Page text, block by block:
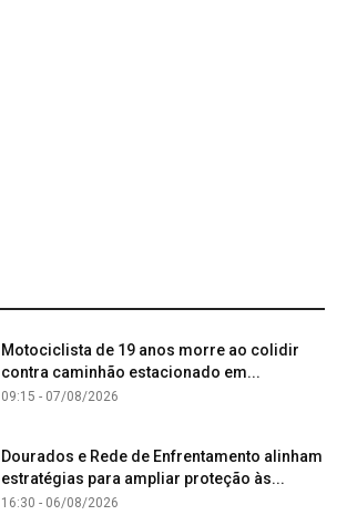
Motociclista de 19 anos morre ao colidir
contra caminhão estacionado em...
09:15 - 07/08/2026
Dourados e Rede de Enfrentamento alinham
estratégias para ampliar proteção às...
16:30 - 06/08/2026